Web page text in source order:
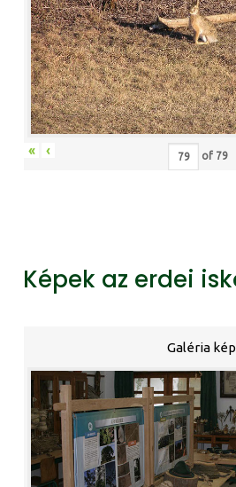
« ‹ of 79
Képek az erdei
Galéria kép